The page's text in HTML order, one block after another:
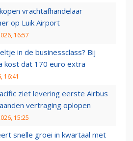
vrachtafhandelaar
op Luik Airport
16:57
in de businessclass? Bij
kost dat 170 euro extra
16:41
ziet levering eerste Airbus
vertraging oplopen
15:25
snelle groei in kwartaal met